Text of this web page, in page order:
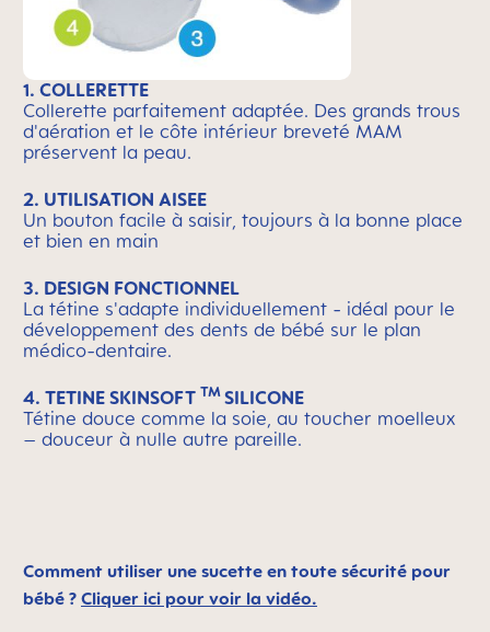
1. COLLERETTE
Collerette parfaitement adaptée. Des grands trous
d'aération et le côte intérieur breveté MAM
préservent la peau.
2. UTILISATION AISEE
Un bouton facile à saisir, toujours à la bonne place
et bien en main
3. DESIGN FONCTIONNEL
La tétine s'adapte individuellement - idéal pour le
développement des dents de bébé sur le plan
médico-dentaire.
4. TETINE SKINSOFT TM SILICONE
Tétine douce comme la soie, au toucher moelleux
– douceur à nulle autre pareille.
Comment utiliser une sucette en toute sécurité pour
bébé ? Cliquer ici pour voir la vidéo.